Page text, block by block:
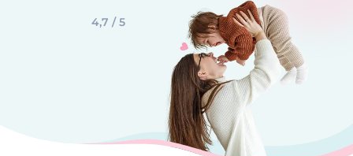
4,7 / 5